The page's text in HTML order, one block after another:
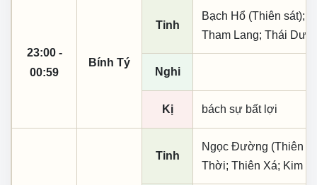
23:00 -
00:59
Bính Tý
Tinh
Bạch Hổ (Thiên sát);
Tham Lang; Thái
Nghi
Kị bách sự bất lợi
Tinh
Ngọc Đường (Thiên
Thời; Thiên Xá; Kim